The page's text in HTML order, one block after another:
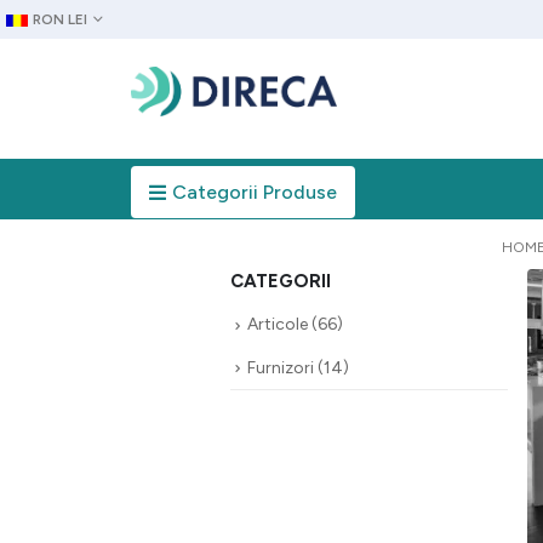
RON LEI
Categorii Produse
HOME
CATEGORII
Articole (66)
Furnizori (14)